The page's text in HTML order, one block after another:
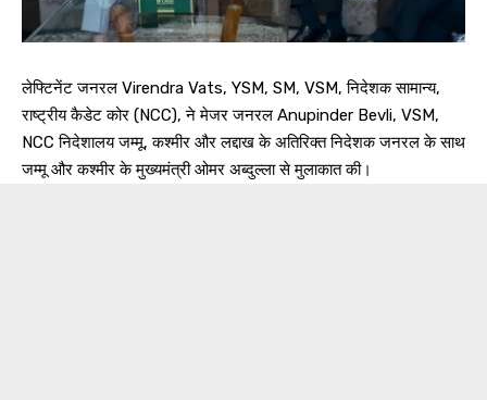
लेफ्टिनेंट जनरल Virendra Vats, YSM, SM, VSM, निदेशक सामान्य,
राष्ट्रीय कैडेट कोर (NCC), ने मेजर जनरल Anupinder Bevli, VSM,
NCC निदेशालय जम्मू, कश्मीर और लद्दाख के अतिरिक्त निदेशक जनरल के साथ
जम्मू और कश्मीर के मुख्यमंत्री ओमर अब्दुल्ला से मुलाकात की।